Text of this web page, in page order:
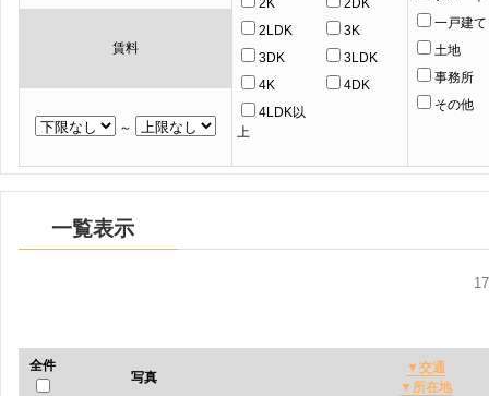
2K
2DK
2LDK
3K
3DK
3LDK
4K
4DK
4LDK以
上
一戸建て
土地
事務所
その他
賃料
～
一覧表示
全件
写真
▼交通
▼所在地